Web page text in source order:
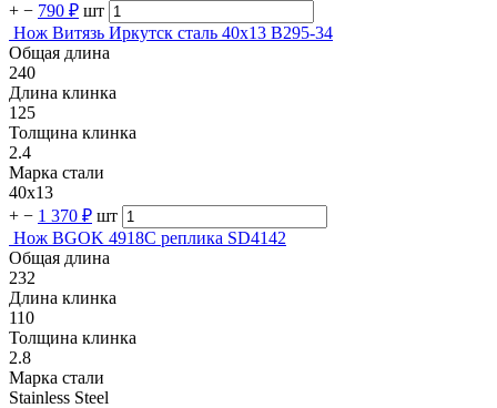
+ − 790 ₽ шт
Нож Витязь Иркутск сталь 40х13 B295-34
Общая длина
240
Длина клинка
125
Толщина клинка
2.4
Марка стали
40х13
+ − 1 370 ₽ шт
Нож BGOK 4918C реплика SD4142
Общая длина
232
Длина клинка
110
Толщина клинка
2.8
Марка стали
Stainless Steel